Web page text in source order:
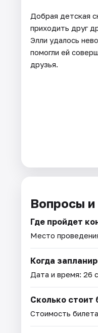
Добрая детская
приходить друг
Элли удалось
помогли ей
друзья.
Вопросы
Где пройдет
Место
Когда
Дата и время: 26
Сколько стоит
Стоимость